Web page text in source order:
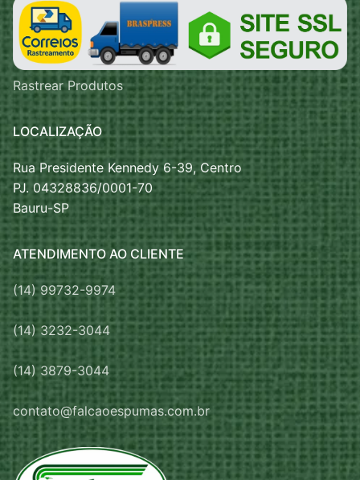
Rastrear Produtos
LOCALIZAÇÃO
Rua Presidente Kennedy 6-39, Centro
PJ. 04328836/0001-70
Bauru-SP
ATENDIMENTO AO CLIENTE
(14) 99732-9974
(14) 3232-3044
(14) 3879-3044
contato@falcaoespumas.com.br